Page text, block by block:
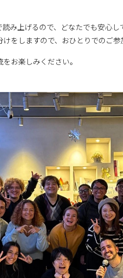
み上げるので、どなたでも安心
をしますので、おひとりでのご参
お楽しみください。